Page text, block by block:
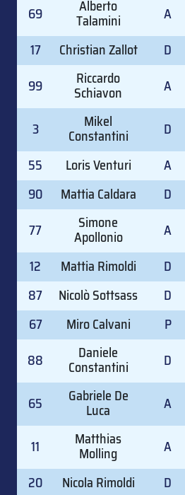
69 Alberto
Talamini A
17
Christian Zallot D
99
Riccardo
Schiavon A
3 Mikel
Constantini D
55
Loris Venturi A
90
Mattia Caldara D
77
Simone
Apollonio A
12
Mattia Rimoldi D
87
Nicolò Sottsass D
67
Miro Calvani P
88
Daniele
Constantini D
65 Gabriele De
Luca A
11 Matthias
Molling A
20
Nicola Rimoldi D